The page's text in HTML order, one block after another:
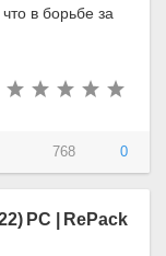
в борьбе за
768 0
PC | RePack